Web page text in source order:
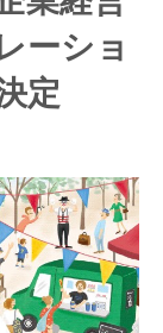
ーショ
定